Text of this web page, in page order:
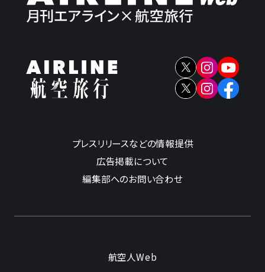
プレスリリースなどの情報提供
広告掲載について
編集部へのお問い合わせ
航空人Web